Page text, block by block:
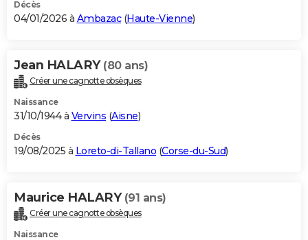
S'inscrire
Se connecter
Lycées
Collèges
Primaires
Universités
Entreprises
Service militaire
Avis de recherche
AVIS DE DÉCÈS
Bricolage
Lifestyle
Culture
Sport
Auto
Television
Voyage
Cinema
Décès
04/01/2026 à Ambazac(Haute-Vienne)
Jean HALARY (80 ans)
Créer une cagnotte obsèques
Naissance
31/10/1944 à Vervins (Aisne)
Décès
19/08/2025 à Loreto-di-Tallano (Corse-du-Sud)
Maurice HALARY (91 ans)
Créer une cagnotte obsèques
Naissance